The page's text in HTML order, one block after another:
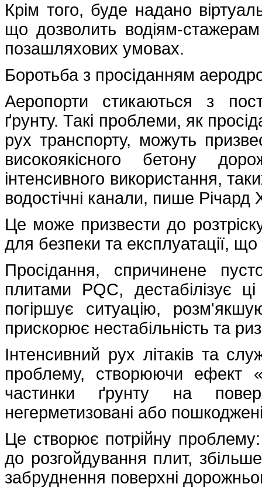
Крім того, буде надано
що дозволить водіям-
позашляхових умовах.
Боротьба з просіданням
Аеропорти стикаються з
ґрунту. Такі проблеми, як
рух транспорту, можуть
високоякісного бетону
інтенсивного використання,
водостічні канали, пише
Це може призвести до
для безпеки та експлуатації,
Просідання, спричинене
плитами PQC, дестабілізує
погіршує ситуацію,
прискорює нестабільність та
Інтенсивний рух літаків та
проблему, створюючи ефект
частинки ґрунту на
негерметизовані або
Це створює потрійну
до розгойдування плит,
забруднення поверхні